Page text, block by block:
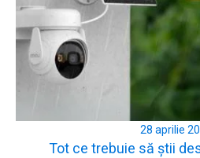
28 aprilie
Tot ce trebuie să știi